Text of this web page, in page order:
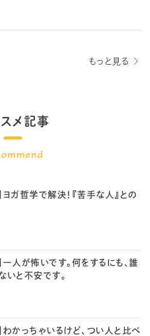
もっと見る
メ記事
ヨガ哲学で解決！『苦手な人』との
一人が怖いです。何をするにも、誰
いと不安です。
わかっちゃいるけど、つい人と比べ